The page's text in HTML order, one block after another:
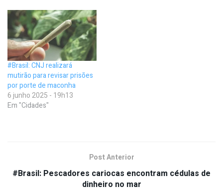
#Brasil: CNJ realizará
mutirão para revisar prisões
por porte de maconha
6 junho 2025 - 19h13
Em "Cidades"
Post Anterior
#Brasil: Pescadores cariocas encontram cédulas de
dinheiro no mar